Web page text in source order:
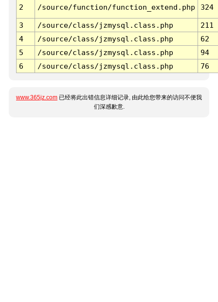
2 /source/function/function_extend.php 324
3 /source/class/jzmysql.class.php
211
4
/source/class/jzmysql.class.php
62
5
/source/class/jzmysql.class.php
94
6
/source/class/jzmysql.class.php 76
www.365jz.com 已经将此出错信息详细记录, 由此给您带来的访问不便我
们深感歉意.